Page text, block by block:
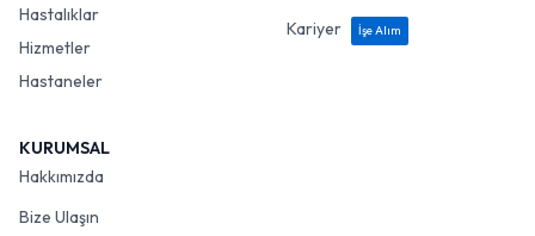
Hastalıklar
Hizmetler
Hastaneler
Kariyer
İşe Alım
KURUMSAL
Hakkımızda
Bize Ulaşın